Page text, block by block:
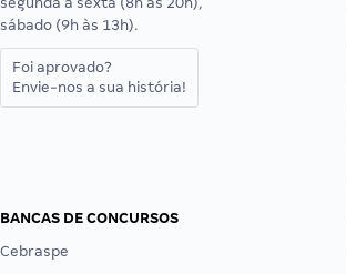
sábado (9h às 13h).
Foi aprovado?
Envie-nos a sua história!
BANCAS DE CONCURSOS
Cebraspe